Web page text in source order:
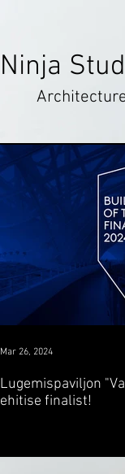
Ninja
Lugemispaviljon
ehitise finalist!
Mar 26, 2024